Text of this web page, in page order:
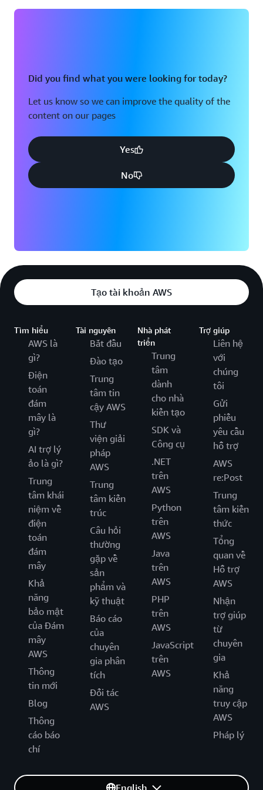
Did you find what you were looking for today?
Let us know so we can improve the quality of the
content on our pages
Yes
No
Tạo tài khoản AWS
Tìm hiểu
AWS là
gì?
Điện
toán
đám
mây là
gì?
AI trợ lý
ảo là gì?
Trung
tâm khái
niệm về
điện
toán
đám
mây
Khả
năng
bảo mật
của Đám
mây
AWS
Thông
tin mới
Blog
Thông
cáo báo
chí
Tài nguyên
Bắt đầu
Đào tạo
Trung
tâm tin
cậy AWS
Thư
viện giải
pháp
AWS
Trung
tâm kiến
trúc
Câu hỏi
thường
gặp về
sản
phẩm và
kỹ thuật
Báo cáo
của
chuyên
gia phân
tích
Đối tác
AWS
Nhà phát
triển
Trung
tâm
dành
cho nhà
kiến tạo
SDK và
Công cụ
.NET
trên
AWS
Python
trên
AWS
Java
trên
AWS
PHP
trên
AWS
JavaScript
trên
AWS
Trợ giúp
Liên hệ
với
chúng
tôi
Gửi
phiếu
yêu cầu
hỗ trợ
AWS
re:Post
Trung
tâm kiến
thức
Tổng
quan về
Hỗ trợ
AWS
Nhận
trợ giúp
từ
chuyên
gia
Khả
năng
truy cập
AWS
Pháp lý